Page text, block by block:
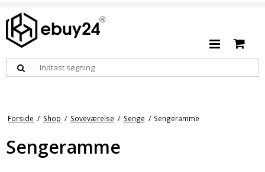
Forside / Shop / Soveværelse / Senge / Sengeramme
Sengeramme